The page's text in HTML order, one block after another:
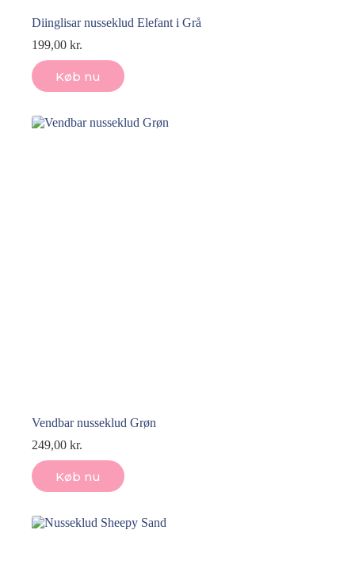
Diinglisar nusseklud Elefant i Grå
199,00 kr.
Køb nu
Vendbar nusseklud Grøn
249,00 kr.
Køb nu